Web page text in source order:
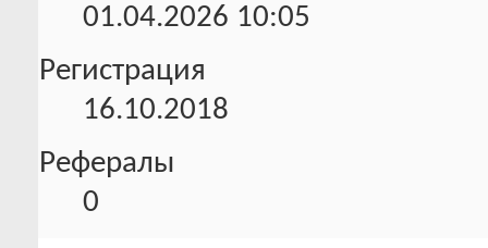
01.04.2026 10:05
Регистрация
16.10.2018
Рефералы
0